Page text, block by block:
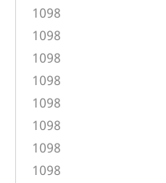
1098
1098
1098
1098
1098
1098
1098
1098